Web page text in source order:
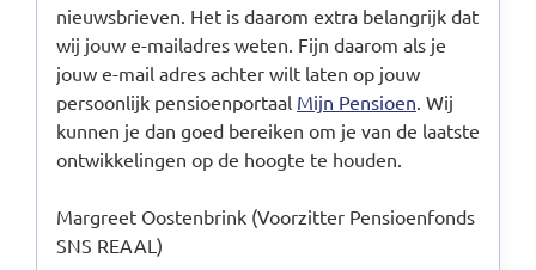
nieuwsbrieven. Het is daarom extra belangrijk dat
wij jouw e-mailadres weten. Fijn daarom als je
jouw e-mail adres achter wilt laten op jouw
persoonlijk pensioenportaal Mijn Pensioen. Wij
kunnen je dan goed bereiken om je van de laatste
ontwikkelingen op de hoogte te houden.
Margreet Oostenbrink (Voorzitter Pensioenfonds
SNS REAAL)